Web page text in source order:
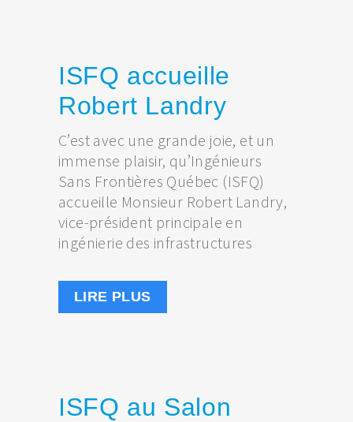
ISFQ accueille
Robert Landry
C’est avec une grande joie, et un
immense plaisir, qu’Ingénieurs
Sans Frontières Québec (ISFQ)
accueille Monsieur Robert Landry,
vice-président principale en
ingénierie des infrastructures
LIRE PLUS
ISFQ au Salon